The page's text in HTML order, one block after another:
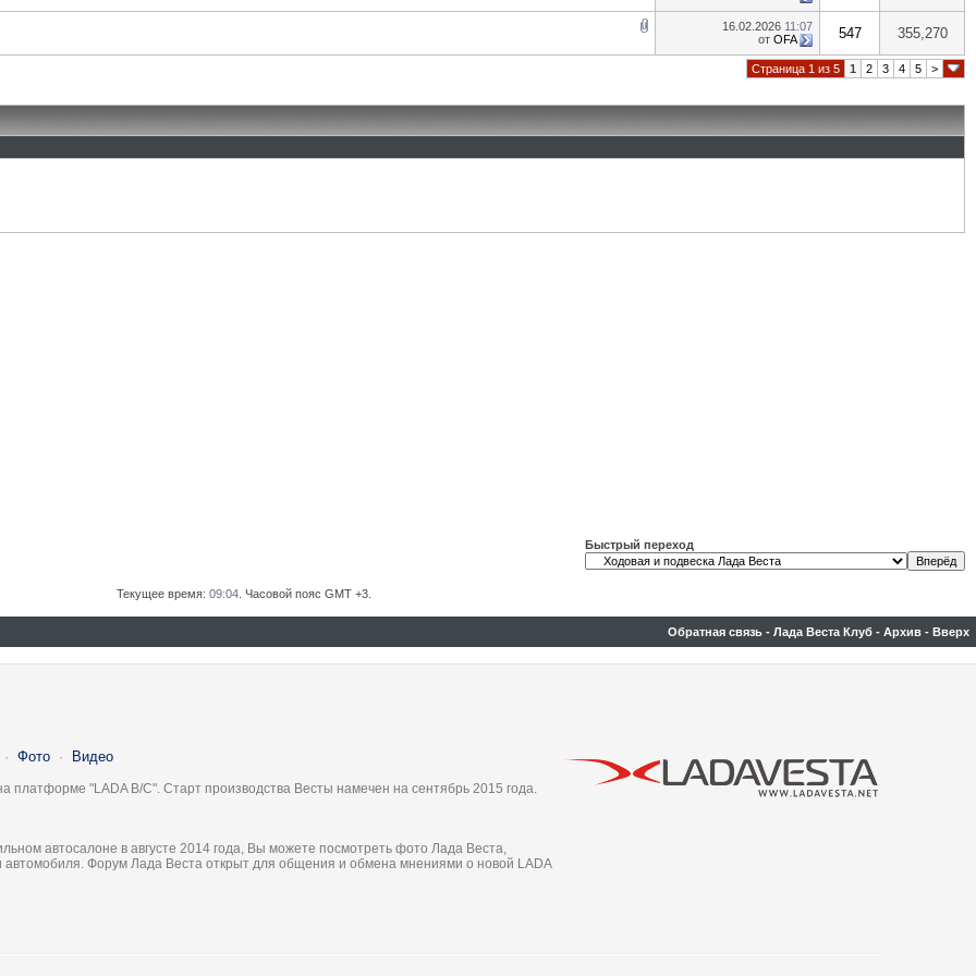
16.02.2026 11:07
от OFA 547 355,270
Страница 1 из 5 1 2 3 4 5 >
Быстрый переход
Текущее время: 09:04 . Часовой пояс GMT +3.
Обратная связь - Лада Веста Клуб - Архив - Вверх
· Фото · Видео
"LADA B/C". Старт производства Весты намечен на сентябрь 2015 года.
автосалоне в августе 2014 года, Вы можете посмотреть фото Лада Веста,
автомобиля. Форум Лада Веста открыт для общения и обмена мнениями о новой LADA